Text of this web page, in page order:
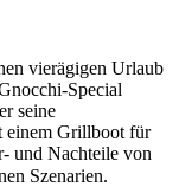
vierägigen Urlaub
Special
seine
einem Grillboot für
und Nachteile von
Szenarien.